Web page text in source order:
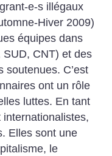
e-s illégaux
Hiver 2009)
équipes dans
SUD, CNT) et des
soutenues. C’est
ont un rôle
luttes. En tant
Elles sont une
le